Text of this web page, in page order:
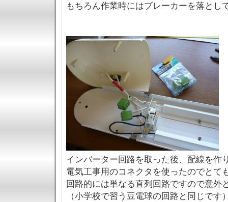
もちろん作業時にはブレーカーを落とし
インバーター回路を取った後、配線を作
電気工事用のコネクタを使ったのでとて
回路的には単なる直列回路ですので意外
（小学校で習う豆電球の回路と同じです